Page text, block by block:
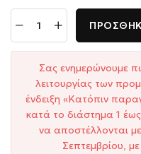
Σας ενημερώνουμε
λειτουργίας των
ένδειξη «Κατόπιν
κατά το διάστημα 1
να αποστέλλονται
Σεπτεμβρίου,